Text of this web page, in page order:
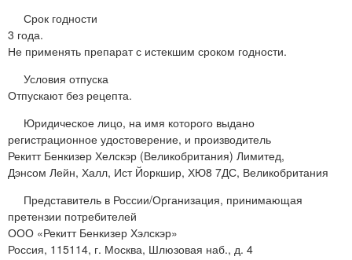
Срок годности
3 года.
Не применять препарат с истекшим сроком годности.
Условия отпуска
Отпускают без рецепта.
Юридическое лицо, на имя которого выдано
регистрационное удостоверение, и производитель
Рекитт Бенкизер Хелскэр (Великобритания) Лимитед,
Дэнсом Лейн, Халл, Ист Йоркшир, ХЮ8 7ДС, Великобритания
Представитель в России/Организация, принимающая
претензии потребителей
ООО «Рекитт Бенкизер Хэлскэр»
Россия, 115114, г. Москва, Шлюзовая наб., д. 4